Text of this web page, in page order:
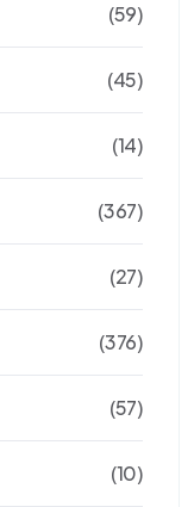
(59)
(45)
(14)
(367)
(27)
(376)
(57)
(10)